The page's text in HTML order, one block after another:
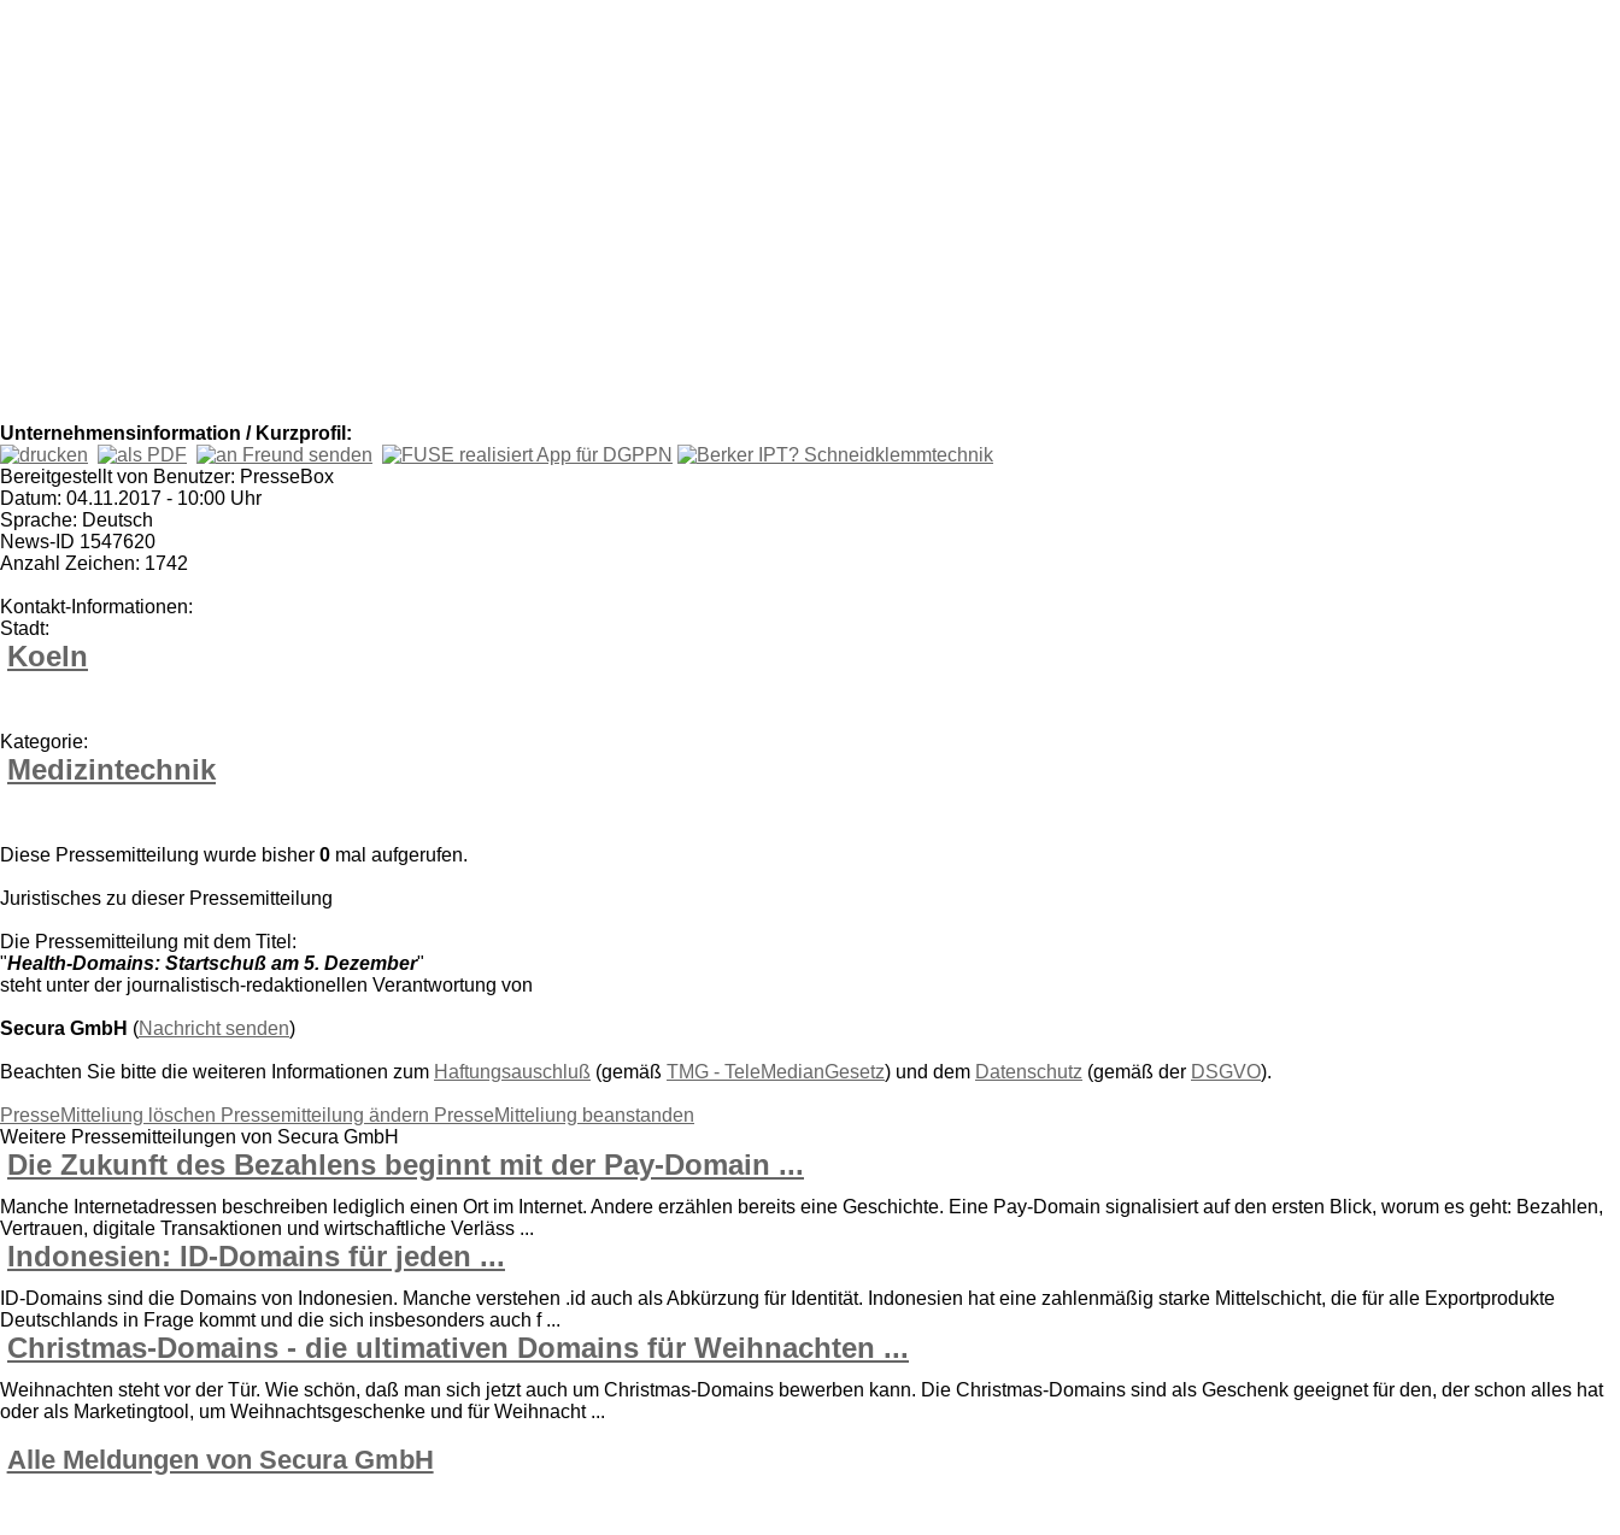
Unternehmensinformation / Kurzprofil:
Bereitgestellt von Benutzer: PresseBox
Datum: 04.11.2017 - 10:00 Uhr
Sprache: Deutsch
News-ID 1547620
Anzahl Zeichen: 1742
Kontakt-Informationen:
Stadt:
Koeln
Kategorie:
Medizintechnik
Diese Pressemitteilung wurde bisher 0 mal aufgerufen.
Juristisches zu dieser Pressemitteilung
Die Pressemitteilung mit dem Titel:
"Health-Domains: Startschuß am 5. Dezember"
steht unter der journalistisch-redaktionellen Verantwortung von
Secura GmbH (Nachricht senden)
Beachten Sie bitte die weiteren Informationen zum Haftungsauschluß (gemäß TMG - TeleMedianGesetz) und dem Datenschutz (gemäß der DSGVO).
PresseMitteliung löschen Pressemitteilung ändern PresseMitteliung beanstanden
Weitere Pressemitteilungen von Secura GmbH
Die Zukunft des Bezahlens beginnt mit der Pay-Domain ...
Manche Internetadressen beschreiben lediglich einen Ort im Internet. Andere erzählen bereits eine Geschichte. Eine Pay-Domain signalisiert auf den ersten Blick, worum es geht: Bezahlen,
Vertrauen, digitale Transaktionen und wirtschaftliche Verläss ...
Indonesien: ID-Domains für jeden ...
ID-Domains sind die Domains von Indonesien. Manche verstehen .id auch als Abkürzung für Identität. Indonesien hat eine zahlenmäßig starke Mittelschicht, die für alle Exportprodukte
Deutschlands in Frage kommt und die sich insbesonders auch f ...
Christmas-Domains - die ultimativen Domains für Weihnachten ...
Weihnachten steht vor der Tür. Wie schön, daß man sich jetzt auch um Christmas-Domains bewerben kann. Die Christmas-Domains sind als Geschenk geeignet für den, der schon alles hat
oder als Marketingtool, um Weihnachtsgeschenke und für Weihnacht ...
Alle Meldungen von Secura GmbH